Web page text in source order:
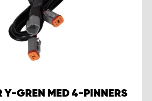
Y-GREN MED 4-PINNERS